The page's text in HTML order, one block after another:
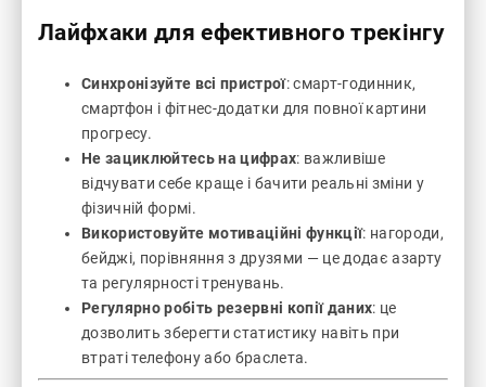
Лайфхаки для ефективного трекінгу
Синхронізуйте всі пристрої: смарт-годинник,
смартфон і фітнес-додатки для повної картини
прогресу.
Не зациклюйтесь на цифрах: важливіше
відчувати себе краще і бачити реальні зміни у
фізичній формі.
Використовуйте мотиваційні функції: нагороди,
бейджі, порівняння з друзями — це додає азарту
та регулярності тренувань.
Регулярно робіть резервні копії даних: це
дозволить зберегти статистику навіть при
втраті телефону або браслета.